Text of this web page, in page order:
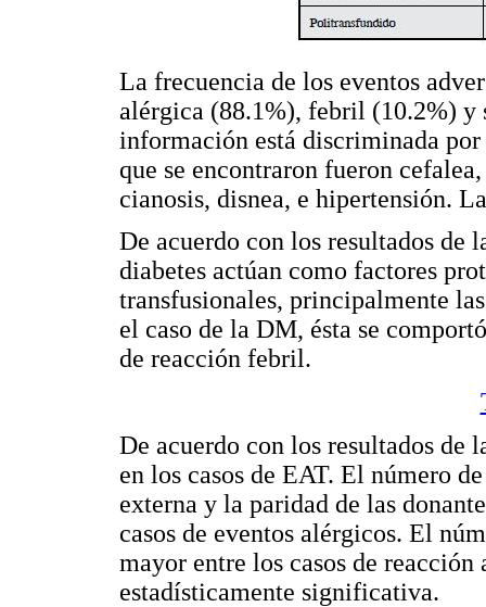
La frecuencia de los eventos
alérgica (88.1%), febril (10.2%) y
información está discriminada
que se encontraron fueron
cianosis, disnea, e hipertensión.
De acuerdo con los resultados de
diabetes actúan como factores
transfusionales, principalmente
el caso de la DM, ésta se
de reacción febril.
De acuerdo con los resultados de
en los casos de EAT. El número
externa y la paridad de las
casos de eventos alérgicos. El
mayor entre los casos de
estadísticamente significativa.